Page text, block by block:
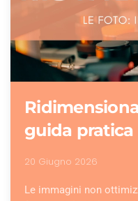
guida
20 Giugno 2026
Le immagini non